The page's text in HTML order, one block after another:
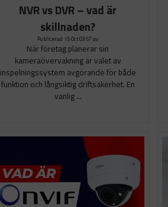
NVR vs DVR – vad är
skillnaden?
Publicerad 15 Oct 03:57 av
När företag planerar sin
kameraövervakning är valet av
inspelningssystem avgörande för både
funktion och långsiktig driftsäkerhet. En
vanlig ...